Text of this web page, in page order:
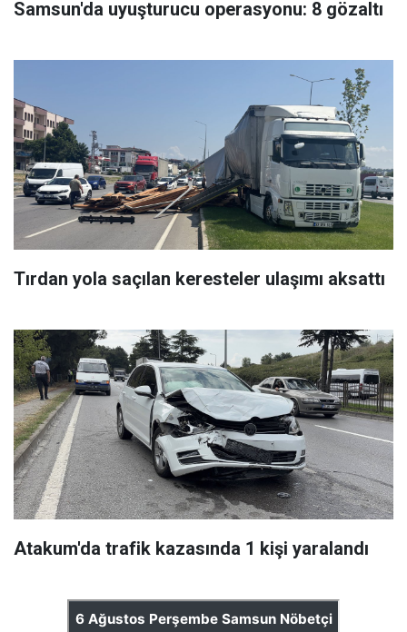
Samsun'da uyuşturucu operasyonu: 8 gözaltı
Tırdan yola saçılan keresteler ulaşımı aksattı
Atakum'da trafik kazasında 1 kişi yaralandı